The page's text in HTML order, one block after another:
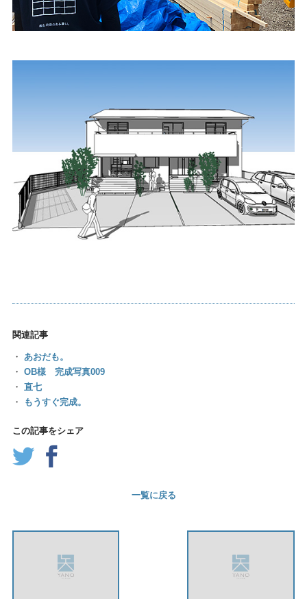
関連記事
・ あおだも。
・ OB様 完成写真009
・ 直七
・
もうすぐ完成。
この記事をシェア
一覧に戻る